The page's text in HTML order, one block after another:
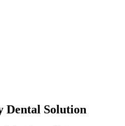
Dental Solution